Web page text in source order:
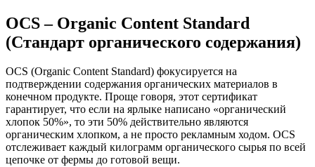
OCS – Organic Content Standard
(Стандарт органического содержания)
OCS (Organic Content Standard) фокусируется на
подтверждении содержания органических материалов в
конечном продукте. Проще говоря, этот сертификат
гарантирует, что если на ярлыке написано «органический
хлопок 50%», то эти 50% действительно являются
органическим хлопком, а не просто рекламным ходом. OCS
отслеживает каждый килограмм органического сырья по всей
цепочке от фермы до готовой вещи.